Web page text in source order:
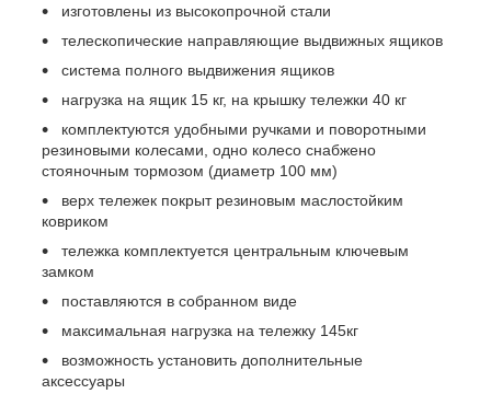
изготовлены из высокопрочной стали
телескопические направляющие выдвижных ящиков
система полного выдвижения ящиков
нагрузка на ящик 15 кг, на крышку тележки 40 кг
комплектуются удобными ручками и поворотными
резиновыми колесами, одно колесо снабжено
стояночным тормозом (диаметр 100 мм)
верх тележек покрыт резиновым маслостойким
ковриком
тележка комплектуется центральным ключевым
замком
поставляются в собранном виде
максимальная нагрузка на тележку 145кг
возможность установить дополнительные
аксессуары